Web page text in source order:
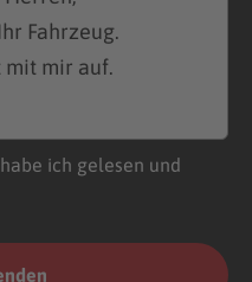
habe ich gelesen und